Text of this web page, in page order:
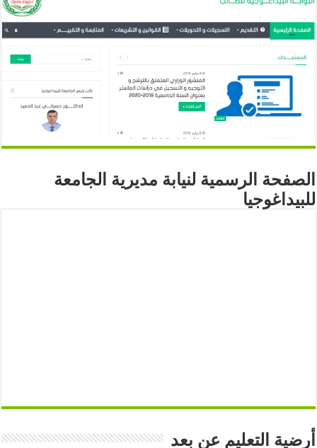
الصفحة الرسمية لنيابة مديرية الجامعة
للبيداغوجيا
أرضية التعليم عن بعد